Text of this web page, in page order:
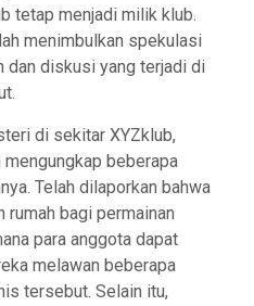
tetap menjadi milik klub.
menimbulkan spekulasi
dan diskusi yang terjadi di
di sekitar XYZklub,
beberapa
Telah dilaporkan bahwa
bagi permainan
para anggota dapat
melawan beberapa
tersebut. Selain itu,